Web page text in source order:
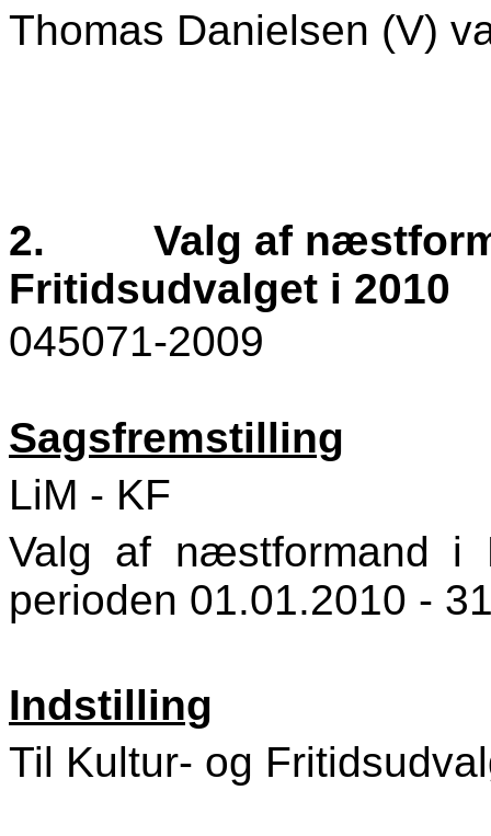
Thomas Danielsen (V)
2.
Valg af
Fritidsudvalget i 2010
045071-2009
Sagsfremstilling
LiM - KF
Valg af næstformand i
perioden 01.01.2010 -
Indstilling
Til Kultur- og